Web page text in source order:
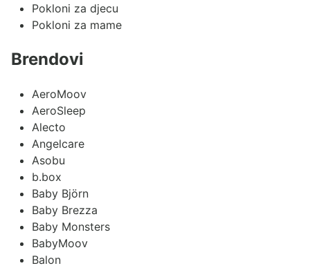
Pokloni za djecu
Pokloni za mame
Brendovi
AeroMoov
AeroSleep
Alecto
Angelcare
Asobu
b.box
Baby Björn
Baby Brezza
Baby Monsters
BabyMoov
Balon